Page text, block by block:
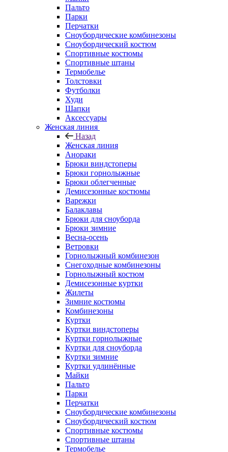
Пальто
Парки
Перчатки
Сноубордические комбинезоны
Сноубордический костюм
Спортивные костюмы
Спортивные штаны
Термобелье
Толстовки
Футболки
Худи
Шапки
Аксессуары
Женская линия
Назад
Женская линия
Анораки
Брюки виндстоперы
Брюки горнолыжные
Брюки облегченные
Демисезонные костюмы
Варежки
Балаклавы
Брюки для сноуборда
Брюки зимние
Весна-осень
Ветровки
Горнолыжный комбинезон
Снегоходные комбинезоны
Горнолыжный костюм
Демисезонные куртки
Жилеты
Зимние костюмы
Комбинезоны
Куртки
Куртки виндстоперы
Куртки горнолыжные
Куртки для сноуборда
Куртки зимние
Куртки удлинённые
Майки
Пальто
Парки
Перчатки
Сноубордические комбинезоны
Сноубордический костюм
Спортивные костюмы
Спортивные штаны
Термобелье